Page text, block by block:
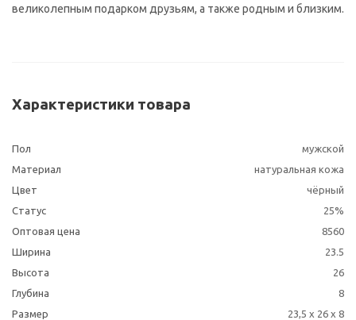
великолепным подарком друзьям, а также родным и близким.
Характеристики товара
Пол
мужской
Материал
натуральная кожа
Цвет
чёрный
Статус
25%
Оптовая цена
8560
Ширина
23.5
Высота
26
Глубина
8
Размер
23,5 x 26 x 8